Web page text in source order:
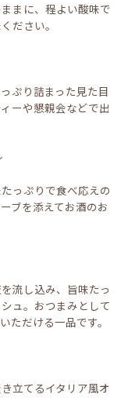
まに、程よい酸味で
ださい。
ぷり詰まった見た目
ーや懇親会などで出
っぷりで食べ応えの
ブを添えてお酒のお
流し込み、旨味たっ
ュ。おつまみとして
ただける一品です。
立てるイタリア風オ